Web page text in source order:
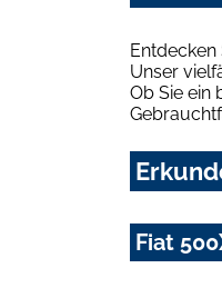
Entdecken
Unser
Ob Sie ein
Fiat